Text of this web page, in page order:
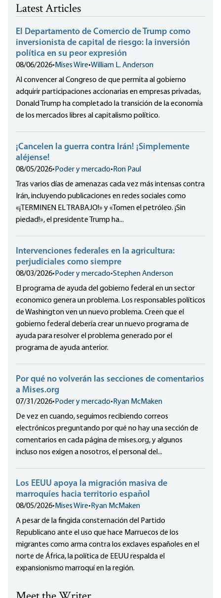
Latest Articles
El Departamento de Comercio de Trump como
inversionista de capital de riesgo: la inversión
política en su peor expresión
08/06/2026• Mises Wire•William L. Anderson
Al convencer al Congreso de que permita al gobierno
adquirir participaciones accionarias en empresas privadas,
Donald Trump ha completado la transición de la economía
de los mercados libres al capitalismo político.
¡Cancelen la guerra contra Irán! ¡Simplemente
aléjense!
08/05/2026• Poder y mercado• Ron Paul
Tras varios días de amenazas cada vez más intensas contra
Irán, incluyendo publicaciones en redes sociales como
«¡TERMINEN EL TRABAJO!» y «Tomen el petróleo. ¡Sin
piedad!», el presidente Trump ha...
Intervenciones federales en la agricultura:
perjudiciales como siempre
08/03/2026• Poder y mercado•Stephen Anderson
El programa de ayuda del gobierno federal en un sector
economico genera un problema. Los responsables políticos
de Washington ven un nuevo problema. Creen que el
gobierno federal debería crear un nuevo programa de
ayuda para resolver el problema generado por el
programa de ayuda anterior.
Por qué no volverán las secciones de comentarios
a Mises.org
07/31/2026• Poder y mercado• Ryan McMaken
De vez en cuando, seguimos recibiendo correos
electrónicos preguntando por qué no hay una sección de
comentarios en cada página de mises.org, y algunos
incluso nos exigen a nosotros, el personal del...
Los EEUU apoya la migración masiva de
marroquíes hacia territorio español
08/05/2026• Mises Wire• Ryan McMaken
A pesar de la fingida consternación del Partido
Republicano ante el uso que hace Marruecos de los
migrantes como arma contra los exclaves españoles en el
norte de África, la política de EEUU respalda el
expansionismo marroquí en la región.